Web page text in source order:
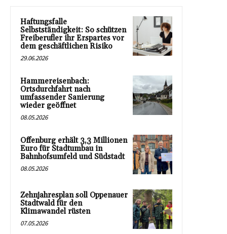
Haftungsfalle
Selbstständigkeit: So schützen
Freiberufler ihr Erspartes vor
dem geschäftlichen Risiko
29.06.2026
Hammereisenbach:
Ortsdurchfahrt nach
umfassender Sanierung
wieder geöffnet
08.05.2026
Offenburg erhält 3,3 Millionen
Euro für Stadtumbau in
Bahnhofsumfeld und Südstadt
08.05.2026
Zehnjahresplan soll Oppenauer
Stadtwald für den
Klimawandel rüsten
07.05.2026